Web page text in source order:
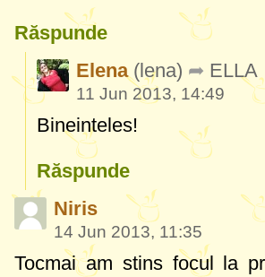
Răspunde
Elena (lena) ELLA
11 Jun 2013, 14:49
Bineinteles!
Răspunde
Niris
14 Jun 2013, 11:35
Tocmai am stins focul la